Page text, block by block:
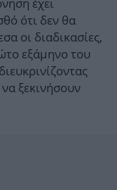
έχει
ότι δεν θα
οι διαδικασίες,
εξάμηνο του
να ξεκινήσουν